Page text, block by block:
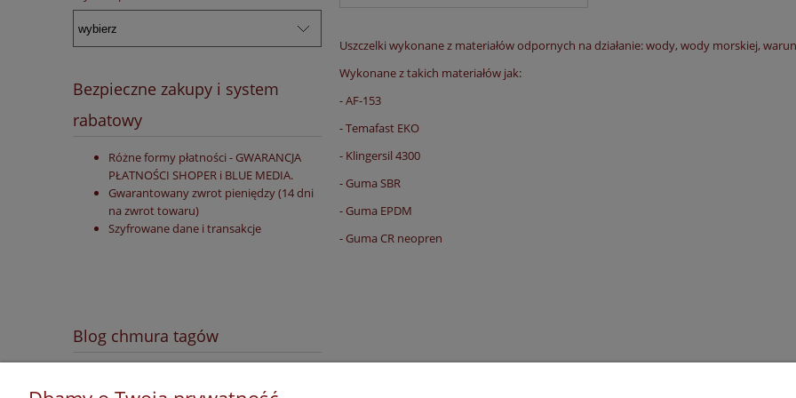
Bezpieczne zakupy i system
rabatowy
Różne formy płatności - GWARANCJA
PŁATNOŚCI SHOPER i BLUE MEDIA.
Gwarantowany zwrot pieniędzy (14 dni
na zwrot towaru)
Szyfrowane dane i transakcje
Blog chmura tagów
Uszczelki wykonane z materiałów odpornych na działanie: wody, wody morskiej,
Wykonane z takich materiałów jak:
- AF-153
- Temafast EKO
- Klingersil 4300
- Guma SBR
- Guma EPDM
- Guma CR neopren